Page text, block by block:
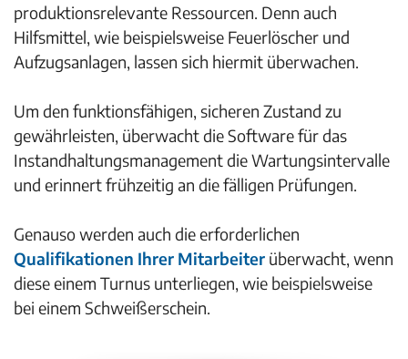
produktionsrelevante Ressourcen. Denn auch
Hilfsmittel, wie beispielsweise Feuerlöscher und
Aufzugsanlagen, lassen sich hiermit überwachen.
Um den funktionsfähigen, sicheren Zustand zu
gewährleisten, überwacht die Software für das
Instandhaltungsmanagement die Wartungsintervalle
und erinnert frühzeitig an die fälligen Prüfungen.
Genauso werden auch die erforderlichen
Qualifikationen Ihrer Mitarbeiter überwacht, wenn
diese einem Turnus unterliegen, wie beispielsweise
bei einem Schweißerschein.